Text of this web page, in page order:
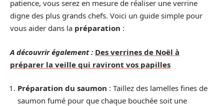
patience, vous serez en mesure de réaliser une verrine
digne des plus grands chefs. Voici un guide simple pour
vous aider dans la préparation :
A découvrir également : Des verrines de Noël à
préparer la veille qui raviront vos papilles
Préparation du saumon : Taillez des lamelles fines de
saumon fumé pour que chaque bouchée soit une